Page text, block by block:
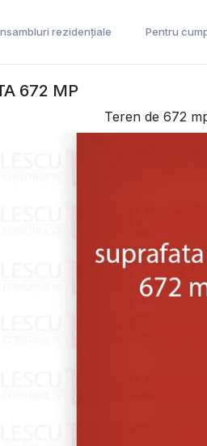
rezidențiale Pentru
672 MP
Teren de 672